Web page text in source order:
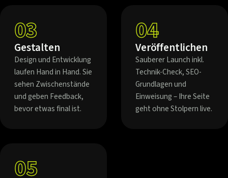
03
Gestalten
Design und Entwicklung
laufen Hand in Hand. Sie
sehen Zwischenstände
und geben Feedback,
bevor etwas final ist.
04
Veröffentlichen
Sauberer Launch inkl.
Technik-Check, SEO-
Grundlagen und
Einweisung – Ihre Seite
geht ohne Stolpern live.
05